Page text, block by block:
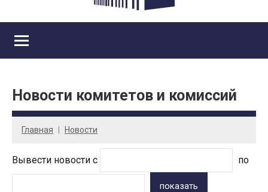
Новости комитетов и комиссий
Главная Новости
Вывести новости с по
показать